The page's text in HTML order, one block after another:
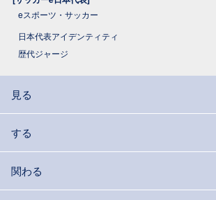
eスポーツ・サッカー
日本代表アイデンティティ
歴代ジャージ
見る
する
関わる